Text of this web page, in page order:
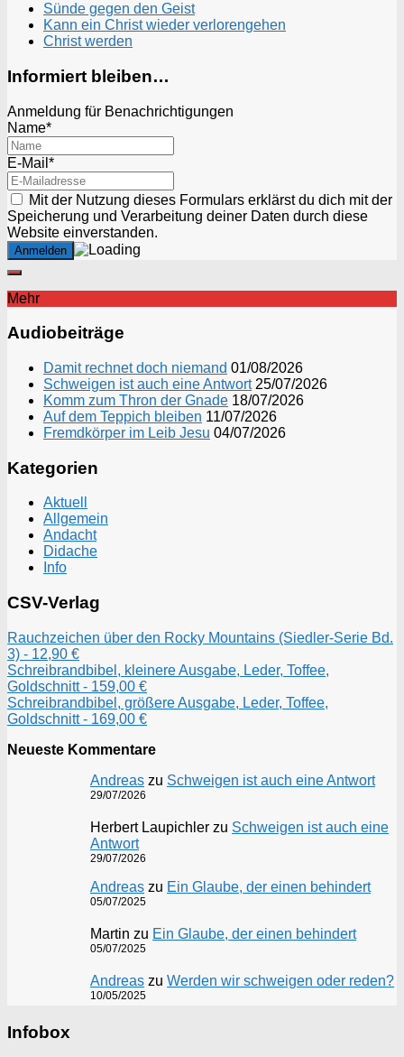
Sünde gegen den Geist
Kann ein Christ wieder verlorengehen
Christ werden
Informiert bleiben…
Anmeldung für Benachrichtigungen
Name*
E-Mail*
Mit der Nutzung dieses Formulars erklärst du dich mit der
Speicherung und Verarbeitung deiner Daten durch diese
Website einverstanden.
Mehr
Audiobeiträge
Damit rechnet doch niemand 01/08/2026
Schweigen ist auch eine Antwort 25/07/2026
Komm zum Thron der Gnade 18/07/2026
Auf dem Teppich bleiben 11/07/2026
Fremdkörper im Leib Jesu 04/07/2026
Kategorien
Aktuell
Allgemein
Andacht
Didache
Info
CSV-Verlag
Rauchzeichen über den Rocky Mountains (Siedler-Serie Bd.
3) - 12,90 €
Schreibrandbibel, kleinere Ausgabe, Leder, Toffee,
Goldschnitt - 159,00 €
Schreibrandbibel, größere Ausgabe, Leder, Toffee,
Goldschnitt - 169,00 €
Neueste Kommentare
Andreas zu Schweigen ist auch eine Antwort
29/07/2026
Herbert Laupichler zu Schweigen ist auch eine
Antwort
29/07/2026
Andreas zu Ein Glaube, der einen behindert
05/07/2025
Martin zu Ein Glaube, der einen behindert
05/07/2025
Andreas zu Werden wir schweigen oder reden?
10/05/2025
Infobox